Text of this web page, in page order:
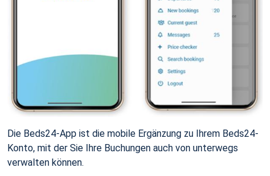
Die Beds24-App ist die mobile Ergänzung zu Ihrem Beds24-
Konto, mit der Sie Ihre Buchungen auch von unterwegs
verwalten können.